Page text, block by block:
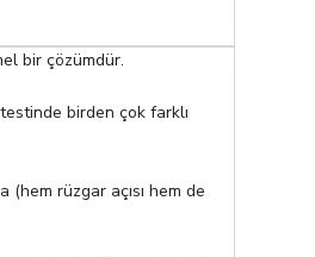
bir çözümdür.
birden çok farklı
rüzgar açısı hem de